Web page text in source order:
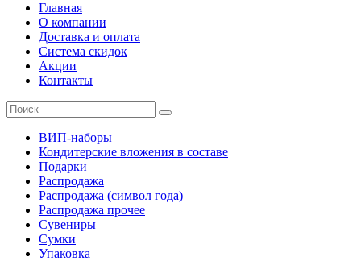
Главная
О компании
Доставка и оплата
Система скидок
Акции
Контакты
ВИП-наборы
Кондитерские вложения в составе
Подарки
Распродажа
Распродажа (символ года)
Распродажа прочее
Сувениры
Сумки
Упаковка